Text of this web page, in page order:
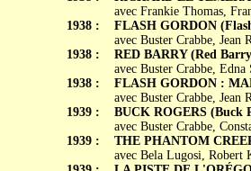
1938 :
1938 :
1938 :
1939 :
1939 :
avec Frankie Thomas,
FLASH GORDON
avec Buster Crabbe, Jean
RED BARRY (Red
avec Buster Crabbe,
FLASH GORDON :
avec Buster Crabbe,
BUCK ROGERS (Buck
avec Buster Crabbe,
THE PHANTOM
avec Bela Lugosi, Robert